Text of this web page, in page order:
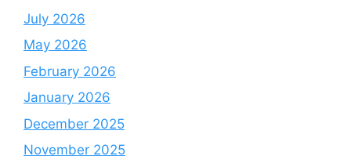
July 2026
May 2026
February 2026
January 2026
December 2025
November 2025